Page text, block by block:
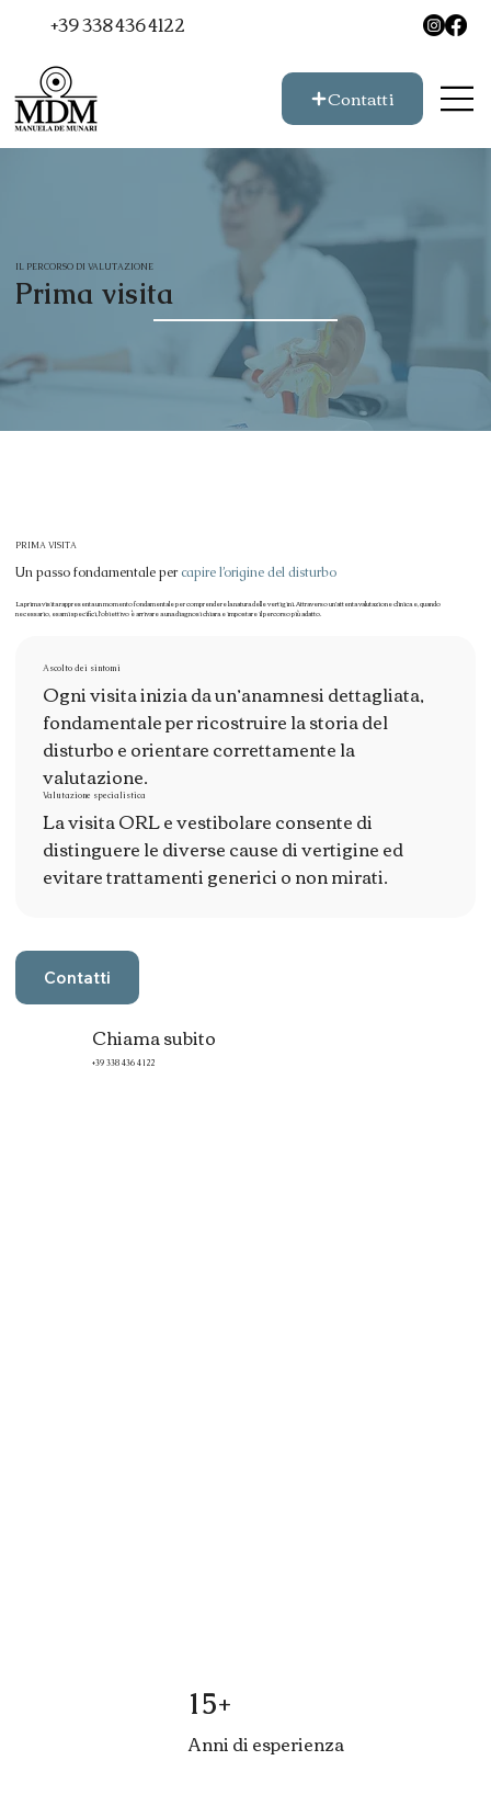
+39 338 436 4122
Contatti
IL PERCORSO DI VALUTAZIONE
Prima visita
PRIMA VISITA
Un passo fondamentale percapire l’origine del disturbo
La prima visita rappresenta un momento fondamentale per comprendere la natura delle vertigini. Attraverso un’attenta valutazione clinica e, quando
necessario, esami specifici, l’obiettivo è arrivare a una diagnosi chiara e impostare il percorso più adatto.
Ascolto dei sintomi
Ogni visita inizia da un’anamnesi dettagliata,
fondamentale per ricostruire la storia del
disturbo e orientare correttamente la
valutazione.
Valutazione specialistica
La visita ORL e vestibolare consente di
distinguere le diverse cause di vertigine ed
evitare trattamenti generici o non mirati.
Contatti
Chiama subito
+39 338 436 4122
15+
Anni di esperienza